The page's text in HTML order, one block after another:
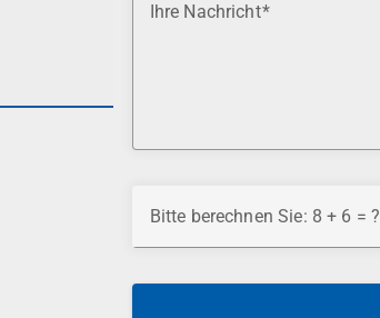
Ihre Nachricht
Bitte berechnen Sie: 8 + 6 = ?